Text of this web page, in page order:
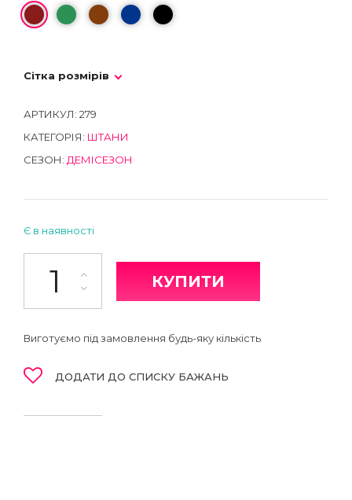
Сітка розмірів
АРТИКУЛ: 279
КАТЕГОРІЯ: ШТАНИ
СЕЗОН: ДЕМІСЕЗОН
Є в наявності
КУПИТИ
Виготуємо під замовлення будь-яку кількість
ДОДАТИ ДО СПИСКУ БАЖАНЬ